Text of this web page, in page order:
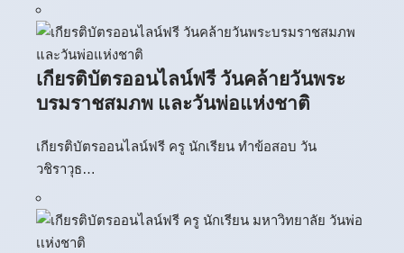
เกียรติบัตรออนไลน์ฟรี วันคล้ายวันพระ
บรมราชสมภพ และวันพ่อแห่งชาติ
เกียรติบัตรออนไลน์ฟรี ครู นักเรียน ทำข้อสอบ วัน
วชิราวุธ…